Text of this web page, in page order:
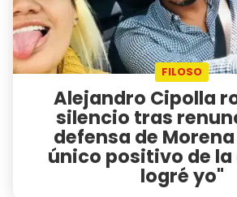
FILOSO
Alejandro Cipolla
silencio tras
defensa de Morena
único positivo de la
logré yo"